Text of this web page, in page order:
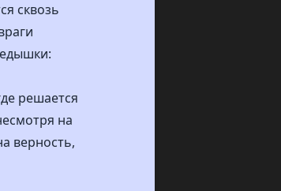
сквозь
решается
на
верность,